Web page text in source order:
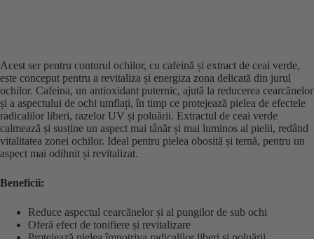
Acest ser pentru conturul ochilor, cu cafeină și extract de ceai verde,
este conceput pentru a revitaliza și energiza zona delicată din jurul
ochilor. Cafeina, un antioxidant puternic, ajută la reducerea cearcănelor
și a aspectului de ochi umflați, în timp ce protejează pielea de efectele
radicalilor liberi, razelor UV și poluării. Extractul de ceai verde
calmează și susține un aspect mai tânăr și mai luminos al pielii, redând
vitalitatea zonei ochilor. Ideal pentru pielea obosită și ternă, pentru un
aspect mai odihnit și revitalizat.
Beneficii:
Reduce aspectul cearcănelor și al pungilor de sub ochi
Oferă efect de tonifiere și revitalizare